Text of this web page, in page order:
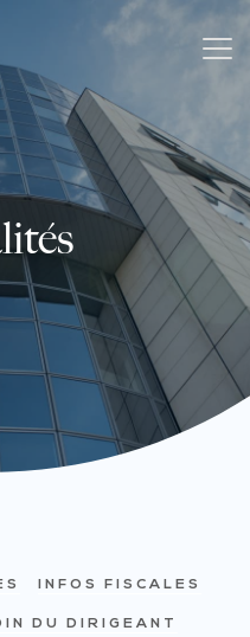
INFOS FISCALES
DU DIRIGEANT